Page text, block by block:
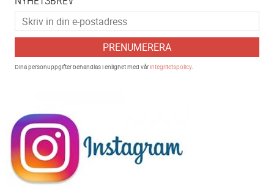
PRENUMERERA
Dina personuppgifter behandlas i enlighet med vårintegritetspolicy.